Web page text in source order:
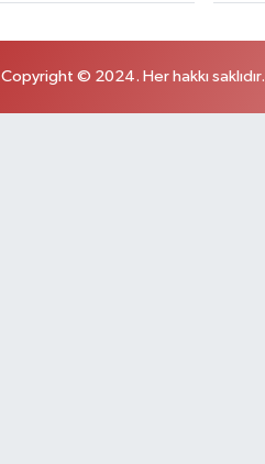
Copyright © 2024. Her hakkı saklıdır.